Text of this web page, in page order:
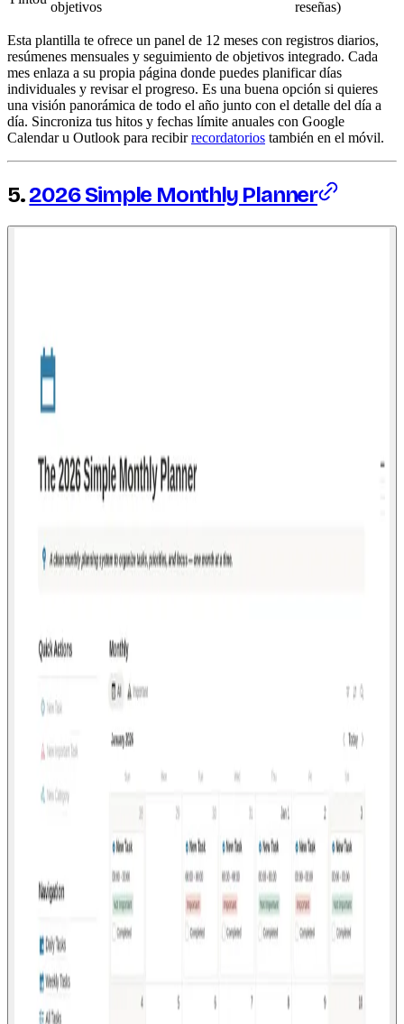
objetivos reseñas)
Esta plantilla te ofrece un panel de 12 meses con registros diarios,
resúmenes mensuales y seguimiento de objetivos integrado. Cada
mes enlaza a su propia página donde puedes planificar días
individuales y revisar el progreso. Es una buena opción si quieres
una visión panorámica de todo el año junto con el detalle del día a
día. Sincroniza tus hitos y fechas límite anuales con Google
Calendar u Outlook para recibirrecordatorios también en el móvil.
5.2026 Simple Monthly Planner